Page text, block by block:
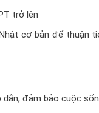
trở lên
cơ bản để thuận
dẫn, đảm bảo cuộc